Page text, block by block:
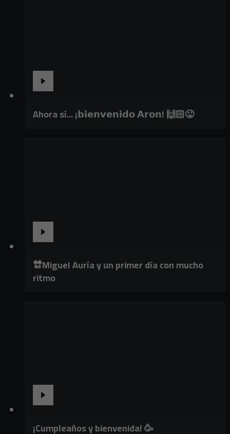
Ahora sí... ¡𝗯𝗶𝗲𝗻𝘃𝗲𝗻𝗶𝗱𝗼 𝗔𝗿𝗼𝗻! 🙌🏻😜
🔛Miguel Auría y un primer día con mucho
ritmo
¡Cumpleaños y bienvenida! 🥳